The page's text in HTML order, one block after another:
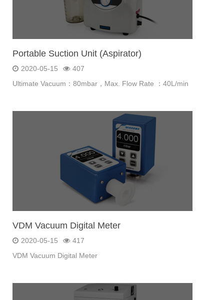
Portable Suction Unit (Aspirator)
2020-05-15
407
Ultimate Vacuum：80mbar，Max. Flow Rate ：40L/min
VDM Vacuum Digital Meter
2020-05-15
417
VDM Vacuum Digital Meter